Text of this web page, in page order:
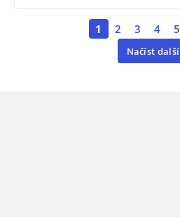
Načíst další
1 2 3 4 5